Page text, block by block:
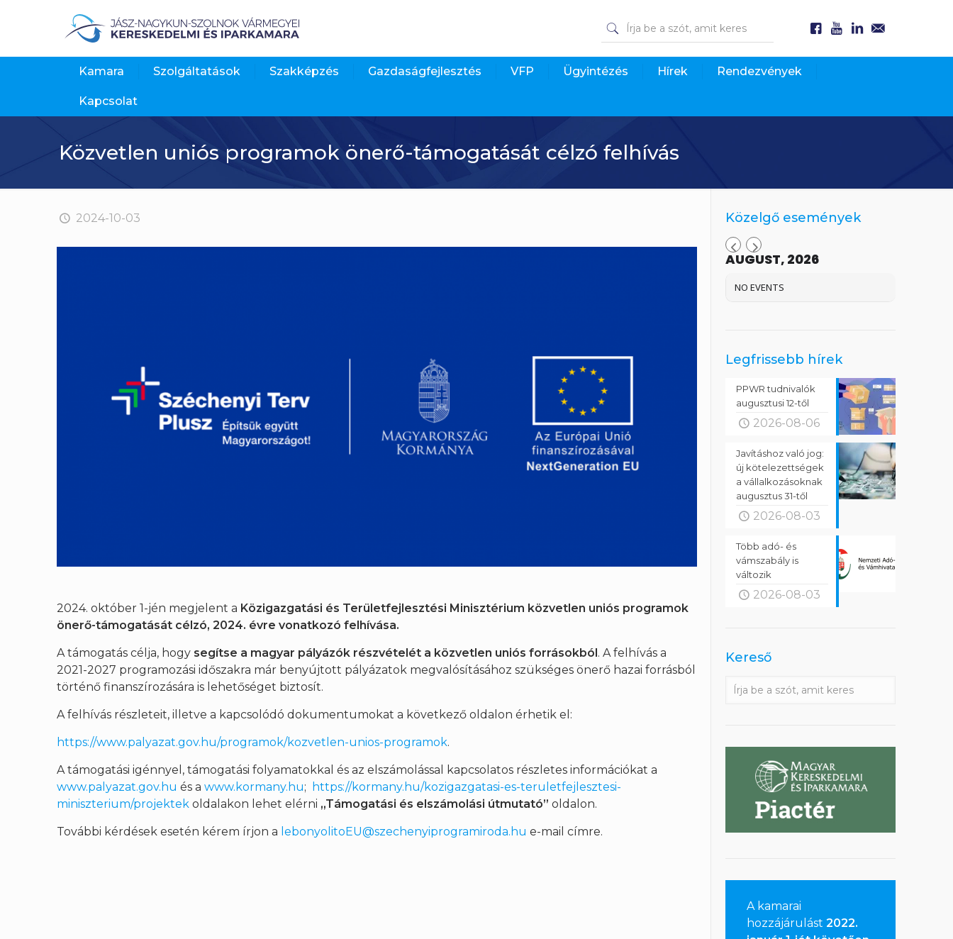
Kamara Szolgáltatások Szakképzés Gazdaságfejlesztés VFP Ügyintézés Hírek Rendezvények
Kapcsolat
Közvetlen uniós programok önerő-támogatását célzó felhívás
2024-10-03
2024. október 1-jén megjelent a Közigazgatási és Területfejlesztési Minisztérium közvetlen uniós programok
önerő-támogatását célzó, 2024. évre vonatkozó felhívása.
A támogatás célja, hogy segítse a magyar pályázók részvételét a közvetlen uniós forrásokból . A felhívás a
2021-2027 programozási időszakra már benyújtott pályázatok megvalósításához szükséges önerő hazai forrásból
történő finanszírozására is lehetőséget biztosít.
A felhívás részleteit, illetve a kapcsolódó dokumentumokat a következő oldalon érhetik el:
https://www.palyazat.gov.hu/programok/kozvetlen-unios-programok.
A támogatási igénnyel, támogatási folyamatokkal és az elszámolással kapcsolatos részletes információkat a
www.palyazat.gov.hu és awww.kormany.hu;
https://kormany.hu/kozigazgatasi-es-teruletfejlesztesi-
miniszterium/projektek oldalakon lehet elérni „Támogatási és elszámolási útmutató” oldalon.
További kérdések esetén kérem írjon a lebonyolitoEU@szechenyiprogramiroda.hu e-mail címre.
Közelgő események
AUGUST, 2026
NO EVENTS
Legfrissebb hírek
PPWR tudnivalók
augusztusi 12-től
2026-08-06
Javításhoz való jog:
új kötelezettségek
a vállalkozásoknak
augusztus 31-től
2026-08-03
Több adó- és
vámszabály is
változik
2026-08-03
Kereső
A kamarai
hozzájárulást 2022.